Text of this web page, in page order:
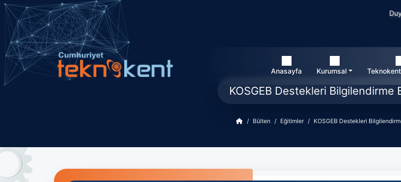
Anasayfa Kurumsal
KOSGEB Destekleri Bilgilendirme
Bülten Eğitimler KOSGEB Destekleri